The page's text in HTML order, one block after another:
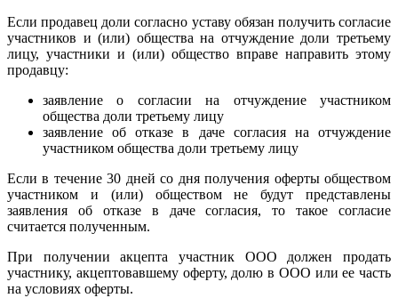
Если продавец доли согласно уставу обязан получить согласие
участников и (или) общества на отчуждение доли третьему
лицу, участники и (или) общество вправе направить этому
продавцу:
заявление о согласии на отчуждение участником
общества доли третьему лицу
заявление об отказе в даче согласия на отчуждение
участником общества доли третьему лицу
Если в течение 30 дней со дня получения оферты обществом
участником и (или) обществом не будут представлены
заявления об отказе в даче согласия, то такое согласие
считается полученным.
При получении акцепта участник ООО должен продать
участнику, акцептовавшему оферту, долю в ООО или ее часть
на условиях оферты.